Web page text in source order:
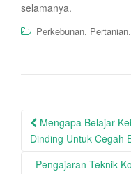
selamanya.
Perkebunan, Pertanian.
Post
navigation
Mengapa Belajar
Dinding Untuk Cegah
Pengajaran Teknik